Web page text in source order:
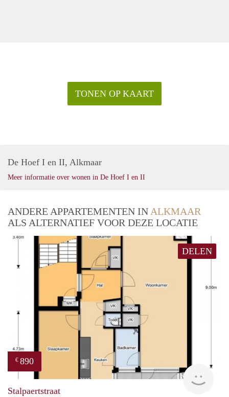
TONEN OP KAART
De Hoef I en II, Alkmaar
Meer informatie over wonen in De Hoef I en II
ANDERE APPARTEMENTEN IN ALKMAAR
ALS ALTERNATIEF VOOR DEZE LOCATIE
DELEN
€ 890
Stalpaertstraat